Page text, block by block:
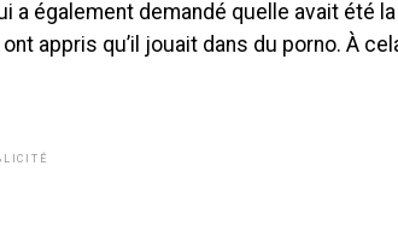
a également demandé quelle avait été la
appris qu’il jouait dans du porno. À